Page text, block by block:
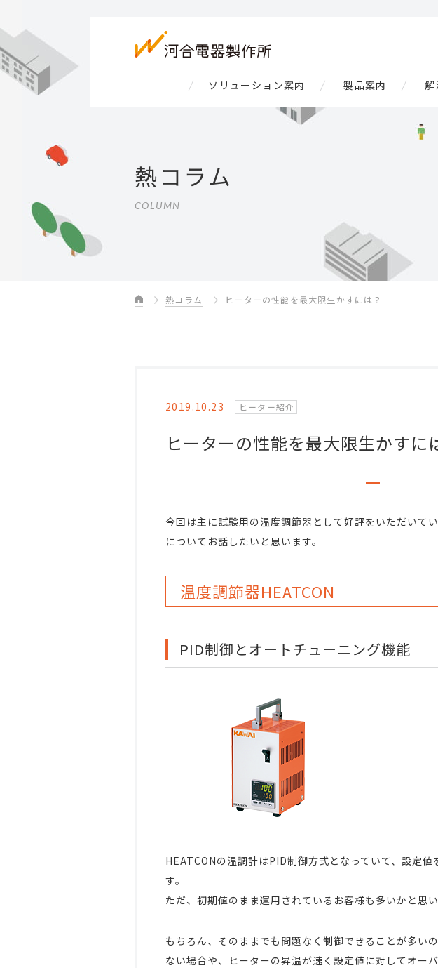
ソリューション案内 製品案内 解
熱コラム
COLUMN
熱コラム ヒーターの性能を最大限生かすには？
2019.10.23 ヒーター紹介
ヒーターの性能を最大限生かすに
今回は主に試験用の温度調節器として好評をいただいて
についてお話したいと思います。
温度調節器HEATCON
PID制御とオートチューニング機能
HEATCONの温調計はPID制御方式となっていて、設定
す。
ただ、初期値のまま運用されているお客様も多いかと思い
もちろん、そのままでも問題なく制御できることが多い
ない場合や、ヒーターの昇温が速く設定値に対してオー